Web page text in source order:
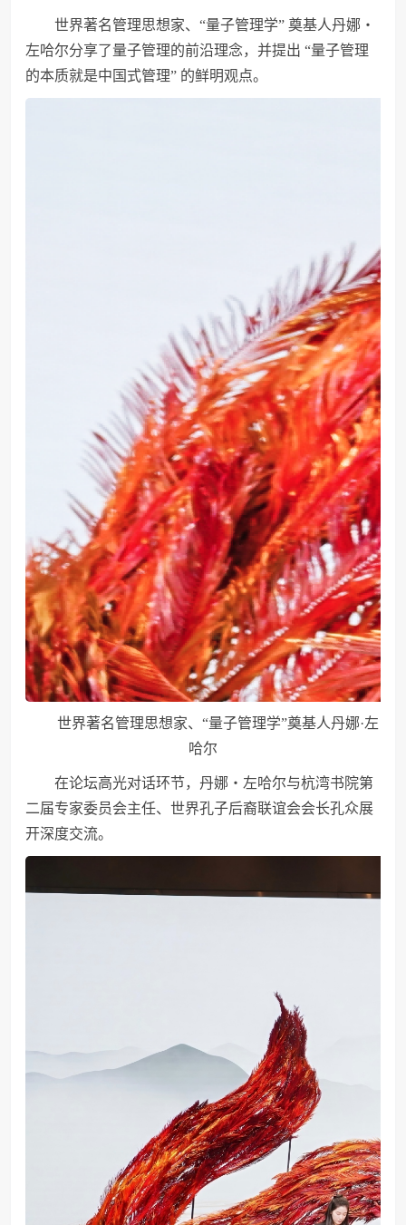
世界著名管理思想家、“量子管理学” 奠基人丹娜・
左哈尔分享了量子管理的前沿理念，并提出 “量子管理
的本质就是中国式管理” 的鲜明观点。
世界著名管理思想家、“量子管理学”奠基人丹娜·左
哈尔
在论坛高光对话环节，丹娜・左哈尔与杭湾书院第
二届专家委员会主任、世界孔子后裔联谊会会长孔众展
开深度交流。